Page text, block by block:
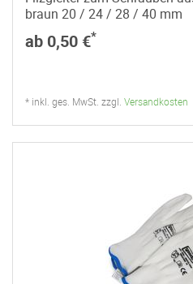
braun 20 / 24 / 28 / 40 mm
ab 0,50 €*
* inkl. ges. MwSt. zzgl. Versandkosten